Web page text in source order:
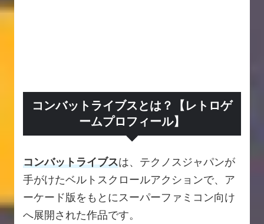
コンバットライブスとは？【レトロゲ
ームプロフィール】
コンバットライブスは、テクノスジャパンが
手がけたベルトスクロールアクションで、ア
ーケード版をもとにスーパーファミコン向け
へ展開された作品です。